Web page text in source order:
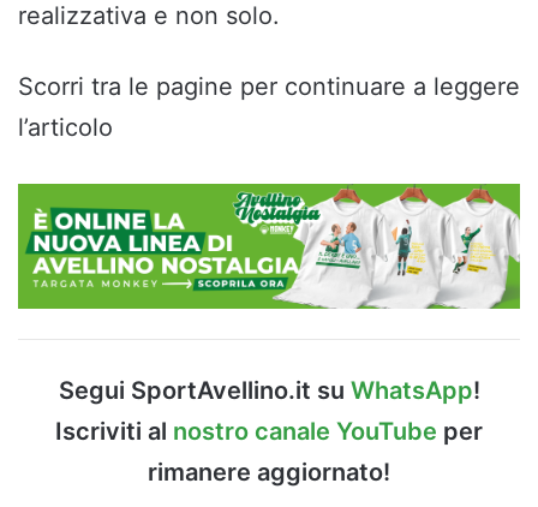
realizzativa e non solo.
Scorri tra le pagine per continuare a leggere
l’articolo
Segui SportAvellino.it su WhatsApp!
Iscriviti al nostro canale YouTube per
rimanere aggiornato!